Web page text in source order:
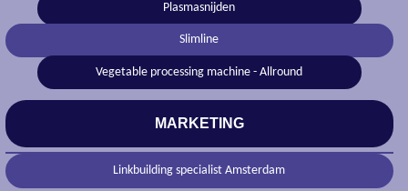
Plasmasnijden
Slimline
Vegetable processing machine - Allround
MARKETING
Linkbuilding specialist Amsterdam